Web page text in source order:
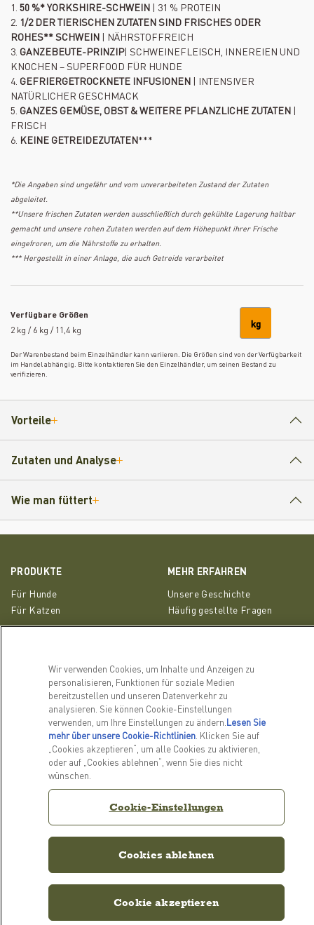
1. 50 %* YORKSHIRE-SCHWEIN | 31 % PROTEIN
2. 1/2 DER TIERISCHEN ZUTATEN SIND FRISCHES ODER
ROHES** SCHWEIN | NÄHRSTOFFREICH
3. GANZEBEUTE-PRINZIP| SCHWEINEFLEISCH, INNEREIEN UND
KNOCHEN – SUPERFOOD FÜR HUNDE
4. GEFRIERGETROCKNETE INFUSIONEN | INTENSIVER
NATÜRLICHER GESCHMACK
5. GANZES GEMÜSE, OBST & WEITERE PFLANZLICHE ZUTATEN |
FRISCH
6. KEINE GETREIDEZUTATEN***
*Die Angaben sind ungefähr und vom unverarbeiteten Zustand der Zutaten
abgeleitet.
**Unsere frischen Zutaten werden ausschließlich durch gekühlte Lagerung haltbar
gemacht und unsere rohen Zutaten werden auf dem Höhepunkt ihrer Frische
eingefroren, um die Nährstoffe zu erhalten.
*** Hergestellt in einer Anlage, die auch Getreide verarbeitet
Verfügbare Größen
2 kg / 6 kg / 11,4 kg
kg
Der Warenbestand beim Einzelhändler kann variieren. Die Größen sind von der Verfügbarkeit
im Handel abhängig. Bitte kontaktieren Sie den Einzelhändler, um seinen Bestand zu
verifizieren.
Vorteile
Zutaten und Analyse
Wie man füttert
PRODUKTE
Für Hunde
Für Katzen
MEHR ERFAHREN
Unsere Geschichte
Häufig gestellte Fragen
Datenschutzrichtlinie
KONTAKT AUFNEHMEN
Kontaktieren Sie uns
ACANA Facebook
ACANA Instagram
Wir verwenden Cookies, um Inhalte und Anzeigen zu
personalisieren, Funktionen für soziale Medien
bereitzustellen und unseren Datenverkehr zu
analysieren. Sie können Cookie-Einstellungen
verwenden, um Ihre Einstellungen zu ändern. Lesen Sie
mehr über unsere Cookie-Richtlinien(opens in a new tab)
. Klicken Sie auf
„Cookies akzeptieren“, um alle Cookies zu aktivieren,
oder auf „Cookies ablehnen“, wenn Sie dies nicht
wünschen.
Cookie-Einstellungen
Cookies ablehnen
Cookie akzeptieren